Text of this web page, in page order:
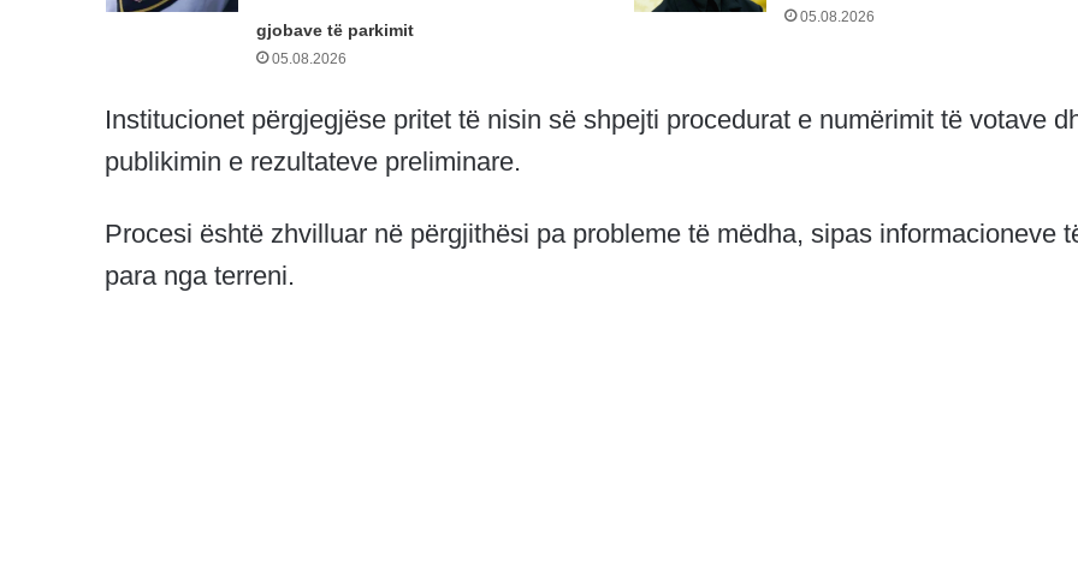
gjobave të parkimit
05.08.2026
05.08.2026
Institucionet përgjegjëse pritet të nisin së shpejti procedurat e numërimit të votave
publikimin e rezultateve preliminare.
Procesi është zhvilluar në përgjithësi pa probleme të mëdha, sipas informacioneve
para nga terreni.